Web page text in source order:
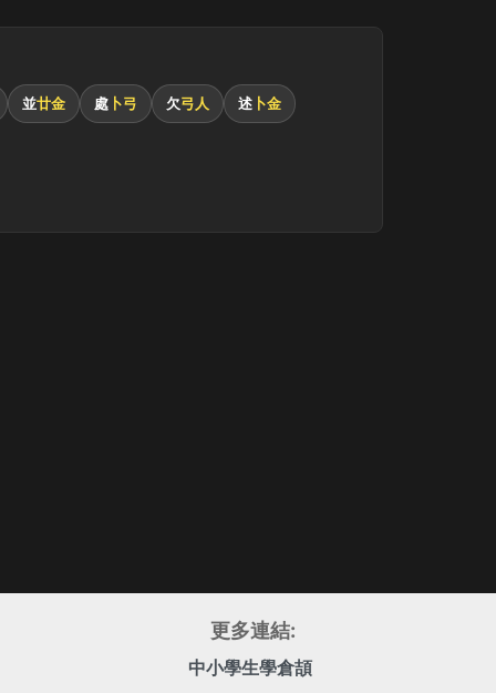
並廿金 處 卜弓 欠弓人 述 卜金
更多連結:
中小學生學倉頡